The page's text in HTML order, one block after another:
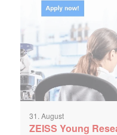
31. August
ZEISS Young